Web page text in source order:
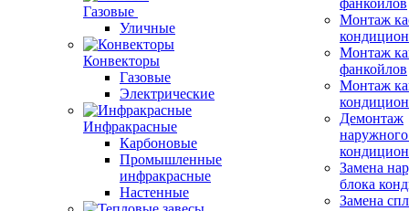
Газовые
Уличные
Конвекторы
Газовые
Электрические
Инфракрасные
Карбоновые
Промышленные
инфракрасные
Настенные
фанкойлов
Монтаж
Монтаж
фанкойлов
Монтаж
Демонтаж
Замена
блока
Замена